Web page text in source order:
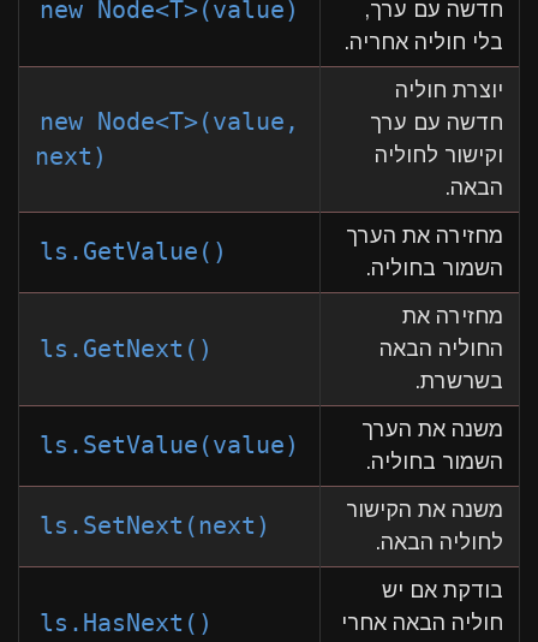
חדשה עם ערך,
בלי חוליה אחריה.
new Node<T>(value)
יוצרת חוליה
חדשה עם ערך
וקישור לחוליה
הבאה.
new Node<T>(value,
next)
מחזירה את הערך
השמור בחוליה.
ls.GetValue()
מחזירה את
החוליה הבאה
בשרשרת.
ls.GetNext()
משנה את הערך
השמור בחוליה.
ls.SetValue(value)
משנה את הקישור
לחוליה הבאה.
ls.SetNext(next)
בודקת אם יש
חוליה הבאה אחרי
ls.HasNext()